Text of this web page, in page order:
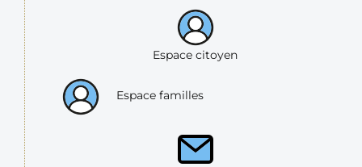
Espace citoyen
Espace familles